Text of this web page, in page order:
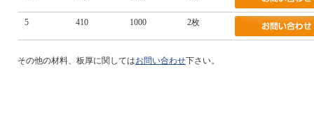
5 410 1000 2枚
その他の材料、板厚に関してはお問い合わせ下さい。